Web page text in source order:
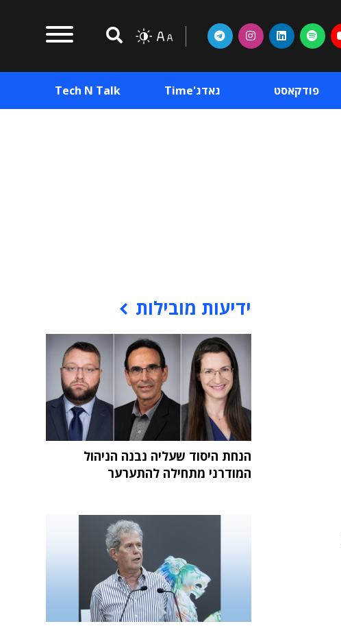
פודקאסט גאדג'Time Tech N Talk
ידיעות מובילות
הנחת היסוד שעליה נבנה הניהול
המודרני מתחילה להתערער